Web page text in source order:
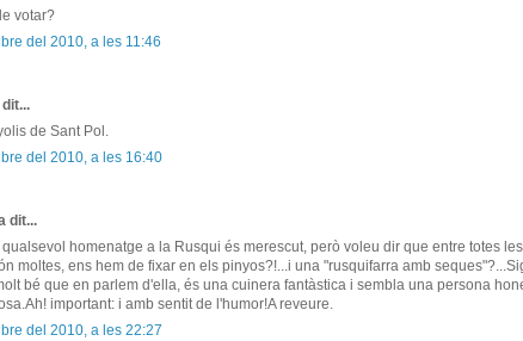
votar?
del 2010, a les 11:46
dit...
de Sant Pol.
del 2010, a les 16:40
dit...
qualsevol homenatge a la Rusqui és merescut, però voleu dir que entre totes
moltes, ens hem de fixar en els pinyos?!...i una "rusquifarra amb
bé que en parlem d'ella, és una cuinera fantàstica i sembla una persona
important: i amb sentit de l'humor!A reveure.
del 2010, a les 22:27